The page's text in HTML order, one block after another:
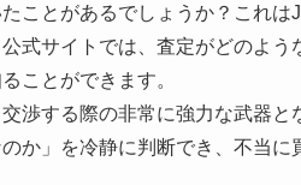
たことがあるでしょうか？これ
式サイトでは、査定がどのよ
ことができます。
渉する際の非常に強力な武器と
か」を冷静に判断でき、不当